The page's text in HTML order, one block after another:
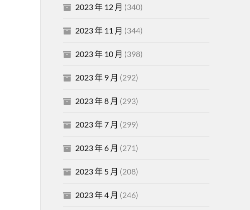
2023 年 12 月 (340)
2023 年 11 月 (344)
2023 年 10 月 (398)
2023 年 9 月 (292)
2023 年 8 月 (293)
2023 年 7 月 (299)
2023 年 6 月 (271)
2023 年 5 月 (208)
2023 年 4 月 (246)